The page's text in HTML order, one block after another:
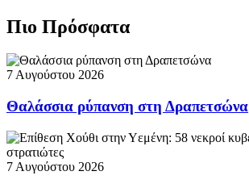
Πιο Πρόσφατα
7 Αυγούστου 2026
Θαλάσσια ρύπανση στη Δραπετσώνα
7 Αυγούστου 2026